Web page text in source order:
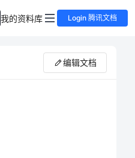
我的资料库 Login 腾讯文档
编辑文档